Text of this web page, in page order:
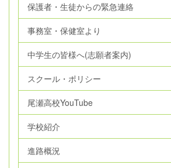
保護者・生徒からの緊急連絡
事務室・保健室より
中学生の皆様へ(志願者案内)
スクール・ポリシー
尾瀬高校YouTube
学校紹介
進路概況